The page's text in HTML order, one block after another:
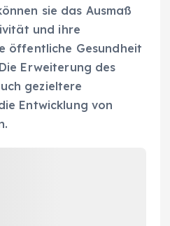
sie das Ausmaß
und ihre
öffentliche Gesundheit
Erweiterung des
gezieltere
Entwicklung von